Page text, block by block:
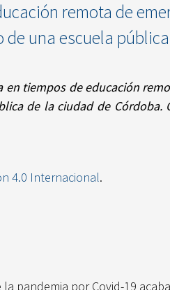
remota de
de una escuela
en tiempos de educación
de la ciudad de Córdoba.
4.0 Internacional.
pandemia por Covid-19